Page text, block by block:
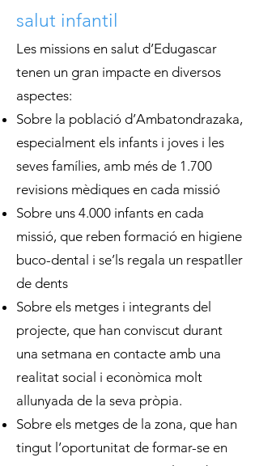
salut infantil
Les missions en salut d’Edugascar
tenen un gran impacte en diversos
aspectes:​
Sobre la població d’Ambatondrazaka,
especialment els infants i joves i les
seves famílies, amb més de 1.700
revisions mèdiques en cada missió
Sobre uns 4.000 infants en cada
missió, que reben formació en higiene
buco-dental i se’ls regala un respatller
de dents
Sobre els metges i integrants del
projecte, que han conviscut durant
una setmana en contacte amb una
realitat social i econòmica molt
allunyada de la seva pròpia.
Sobre els metges de la zona, que han
tingut l’oportunitat de formar-se en